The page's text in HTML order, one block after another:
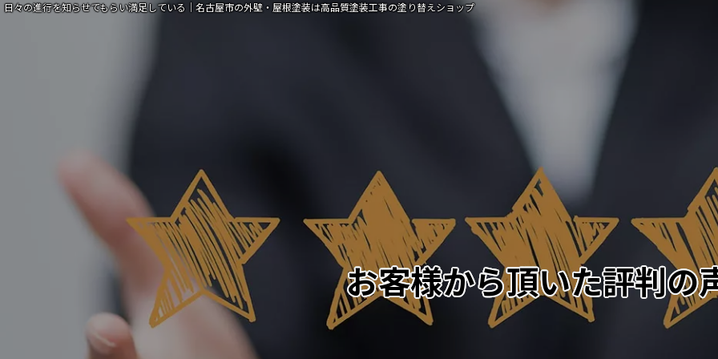
日々の進行を知らせてもらい満足している｜名古屋市の外壁・屋根塗装は高品質塗装工事の塗り替えショップ
お客様から頂いた評判の